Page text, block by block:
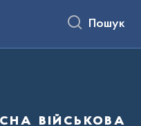
Пошук
військова